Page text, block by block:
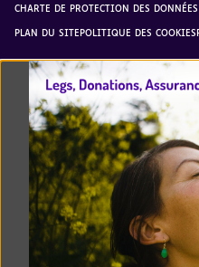
CHARTE DE PROTECTION DES DONNÉES
PLAN DU SITE POLITIQUE DES COOKIES